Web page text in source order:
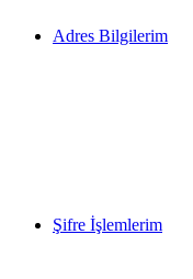
Adres Bilgilerim
Şifre İşlemlerim